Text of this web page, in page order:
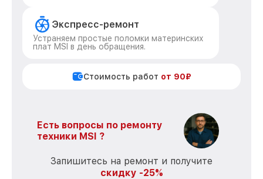
Экспресс-ремонт
Устраняем простые поломки материнских
плат MSI в день обращения.
Стоимость работ от 90₽
Есть вопросы по ремонту
техники MSI ?
Запишитесь на ремонт и получите
скидку -25%